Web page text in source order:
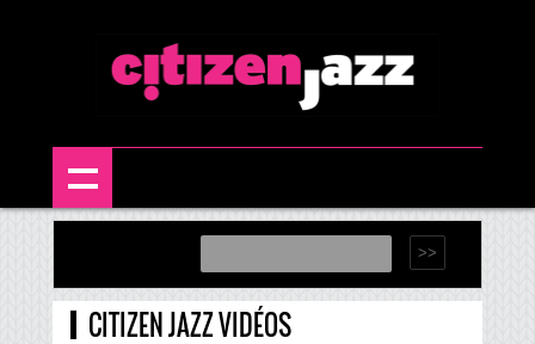
CITIZEN JAZZ VIDÉOS